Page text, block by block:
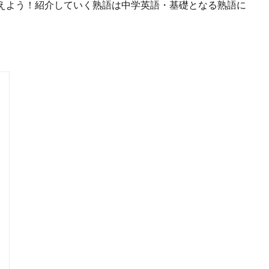
う！紹介していく熟語は中学英語・基礎となる熟語に